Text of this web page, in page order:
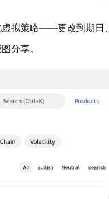
拟策略——更改到期日
分享。